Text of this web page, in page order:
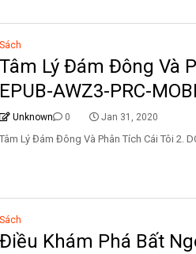
Sách
Tâm Lý Đám Đông Và
EPUB-AWZ3-PRC-MOBI
Unknown 0 Jan 31, 2020
Tâm Lý Đám Đông Và Phân Tích Cái
Sách
Điều Khám Phá Bất